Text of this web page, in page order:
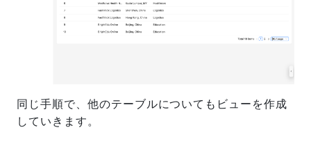
同じ手順で、他のテーブルについてもビューを作成
していきます。